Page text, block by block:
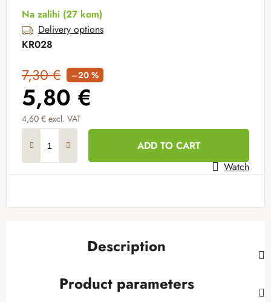
Na zalihi (27 kom)
Delivery options
KR028
7,30 € –20 %
5,80 €
4,60 € excl. VAT
ADD TO CART
Watch
Description
Product parameters